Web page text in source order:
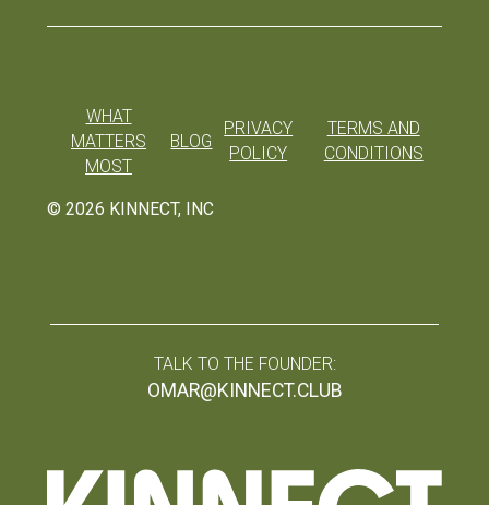
© 2026 KINNECT, INC
WHAT
MATTERS
MOST
BLOG
PRIVACY
POLICY
TERMS AND
CONDITIONS
TALK TO THE FOUNDER:
OMAR@KINNECT.CLUB